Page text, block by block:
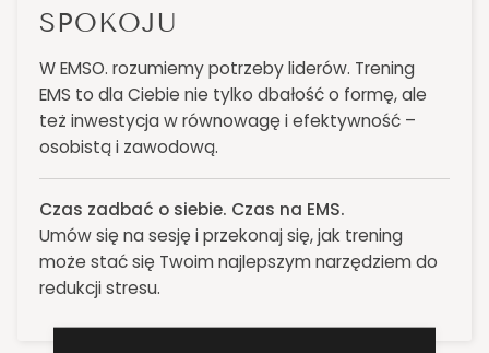
SPOKOJU
W EMSO. rozumiemy potrzeby liderów. Trening
EMS to dla Ciebie nie tylko dbałość o formę, ale
też inwestycja w równowagę i efektywność –
osobistą i zawodową.
Czas zadbać o siebie. Czas na EMS.
Umów się na sesję i przekonaj się, jak trening
może stać się Twoim najlepszym narzędziem do
redukcji stresu.